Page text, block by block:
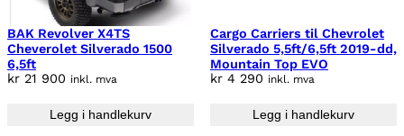
BAK Revolver X4TS
Cheverolet Silverado 1500
6,5ft
kr 21 900 inkl. mva
Legg i handlekurv
Cargo Carriers til Chevrolet
Silverado 5,5ft/6,5ft 2019-dd,
Mountain Top EVO
kr 4 290 inkl. mva
Legg i handlekurv